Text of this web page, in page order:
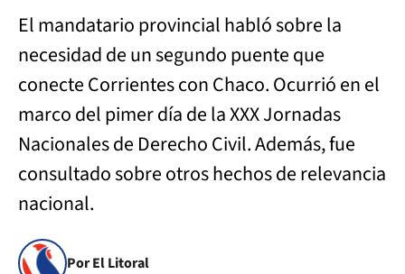
El mandatario provincial habló sobre la
necesidad de un segundo puente que
conecte Corrientes con Chaco. Ocurrió en el
marco del pimer día de la XXX Jornadas
Nacionales de Derecho Civil. Además, fue
consultado sobre otros hechos de relevancia
nacional.
Por El Litoral